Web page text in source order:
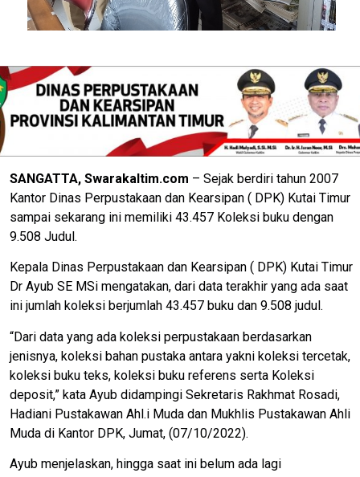
SANGATTA, Swarakaltim.com – Sejak berdiri tahun 2007
Kantor Dinas Perpustakaan dan Kearsipan ( DPK) Kutai Timur
sampai sekarang ini memiliki 43.457 Koleksi buku dengan
9.508 Judul.
Kepala Dinas Perpustakaan dan Kearsipan ( DPK) Kutai Timur
Dr Ayub SE MSi mengatakan, dari data terakhir yang ada saat
ini jumlah koleksi berjumlah 43.457 buku dan 9.508 judul.
“Dari data yang ada koleksi perpustakaan berdasarkan
jenisnya, koleksi bahan pustaka antara yakni koleksi tercetak,
koleksi buku teks, koleksi buku referens serta Koleksi
deposit,” kata Ayub didampingi Sekretaris Rakhmat Rosadi,
Hadiani Pustakawan Ahl.i Muda dan Mukhlis Pustakawan Ahli
Muda di Kantor DPK, Jumat, (07/10/2022).
Ayub menjelaskan, hingga saat ini belum ada lagi